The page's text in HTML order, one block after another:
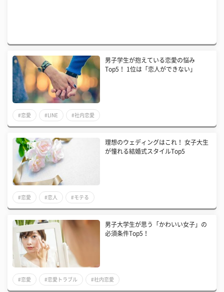
男子学生が抱えている恋愛の悩み
Top5！ 1位は「恋人ができない」
#恋愛 #LINE #社内恋愛
理想のウェディングはこれ！ 女子大生
が憧れる結婚式スタイルTop5
#恋愛 #恋人 #モテる
男子大学生が思う「かわいい女子」の
必須条件Top5！
#恋愛 #恋愛トラブル #社内恋愛